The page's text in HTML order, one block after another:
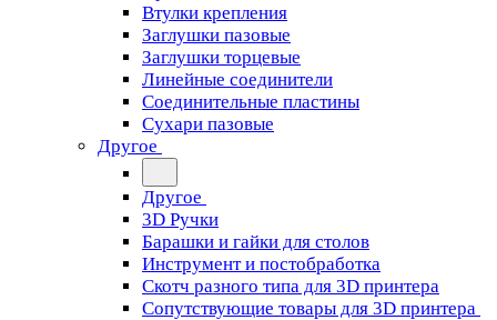
Втулки крепления
Заглушки пазовые
Заглушки торцевые
Линейные соединители
Соединительные пластины
Сухари пазовые
Другое
Другое
3D Ручки
Барашки и гайки для столов
Инструмент и постобработка
Скотч разного типа для 3D принтера
Сопутствующие товары для 3D принтера